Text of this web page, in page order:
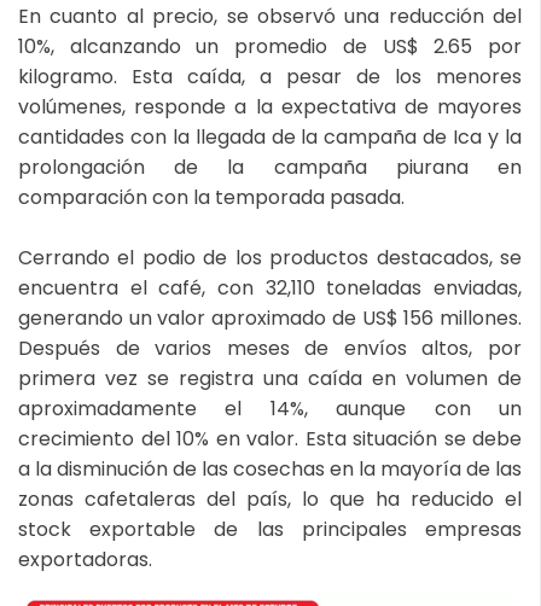
En cuanto al precio, se observó una reducción del
10%, alcanzando un promedio de US$ 2.65 por
kilogramo. Esta caída, a pesar de los menores
volúmenes, responde a la expectativa de mayores
cantidades con la llegada de la campaña de Ica y la
prolongación de la campaña piurana en
comparación con la temporada pasada.
Cerrando el podio de los productos destacados, se
encuentra el café, con 32,110 toneladas enviadas,
generando un valor aproximado de US$ 156 millones.
Después de varios meses de envíos altos, por
primera vez se registra una caída en volumen de
aproximadamente el 14%, aunque con un
crecimiento del 10% en valor. Esta situación se debe
a la disminución de las cosechas en la mayoría de las
zonas cafetaleras del país, lo que ha reducido el
stock exportable de las principales empresas
exportadoras.